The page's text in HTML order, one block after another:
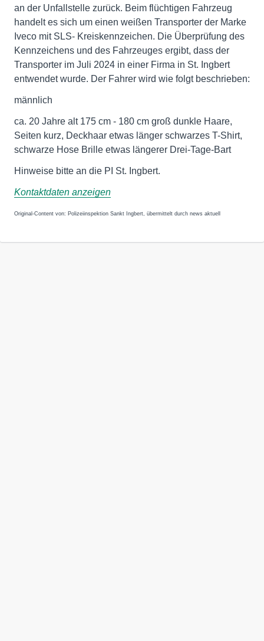
an der Unfallstelle zurück. Beim flüchtigen Fahrzeug
handelt es sich um einen weißen Transporter der Marke
Iveco mit SLS- Kreiskennzeichen. Die Überprüfung des
Kennzeichens und des Fahrzeuges ergibt, dass der
Transporter im Juli 2024 in einer Firma in St. Ingbert
entwendet wurde. Der Fahrer wird wie folgt beschrieben:
männlich
ca. 20 Jahre alt 175 cm - 180 cm groß dunkle Haare,
Seiten kurz, Deckhaar etwas länger schwarzes T-Shirt,
schwarze Hose Brille etwas längerer Drei-Tage-Bart
Hinweise bitte an die PI St. Ingbert.
Kontaktdaten anzeigen
Original-Content von: Polizeiinspektion Sankt Ingbert, übermittelt durch news aktuell